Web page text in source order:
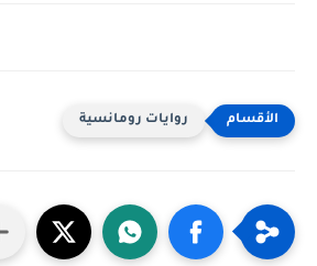
روايات رومانسية